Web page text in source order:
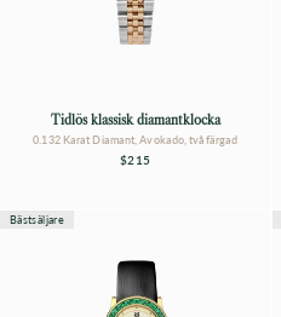
Tidlös klassisk diamantklocka
0.132 Karat Diamant, Avokado, tvåfärgad
$215
Bästsäljare